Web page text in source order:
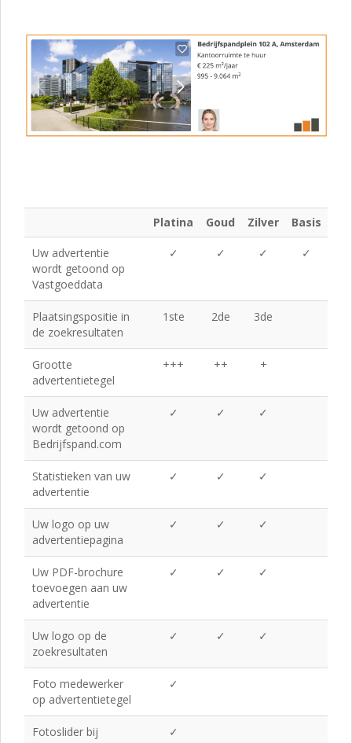
Platina Goud Zilver Basis
Uw advertentie
wordt getoond op
Vastgoeddata
✓ ✓ ✓ ✓
Plaatsingspositie in
de zoekresultaten
1ste 2de 3de
Grootte
advertentietegel
+++ ++ +
Uw advertentie
wordt getoond op
Bedrijfspand.com
✓ ✓ ✓
Statistieken van uw
advertentie
✓ ✓ ✓
Uw logo op uw
advertentiepagina
✓ ✓ ✓
Uw PDF-brochure
toevoegen aan uw
advertentie
✓ ✓ ✓
Uw logo op de
zoekresultaten
✓ ✓ ✓
Foto medewerker
op advertentietegel
✓
Fotoslider bij
✓